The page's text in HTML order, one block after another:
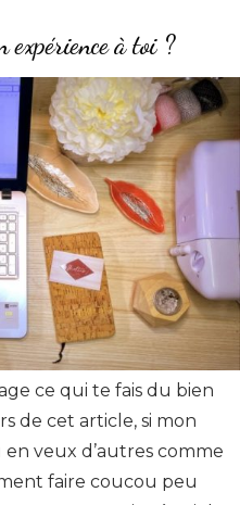
expérience à toi ?
ce qui te fais du bien
de cet article, si mon
en veux d’autres comme
faire coucou peu